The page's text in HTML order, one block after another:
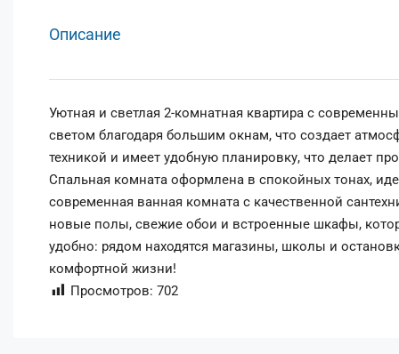
Описание
Уютная и светлая 2-комнатная квартира с
светом благодаря большим окнам, что создает
техникой и имеет удобную планировку, что делает
Спальная комната оформлена в спокойных тонах,
современная ванная комната с качественной
новые полы, свежие обои и встроенные шкафы,
удобно: рядом находятся магазины, школы и
комфортной жизни!
Просмотров: 702